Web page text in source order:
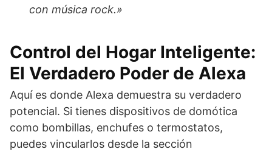
con música rock.»
Control del Hogar Inteligente:
El Verdadero Poder de Alexa
Aquí es donde Alexa demuestra su verdadero
potencial. Si tienes dispositivos de domótica
como bombillas, enchufes o termostatos,
puedes vincularlos desde la sección